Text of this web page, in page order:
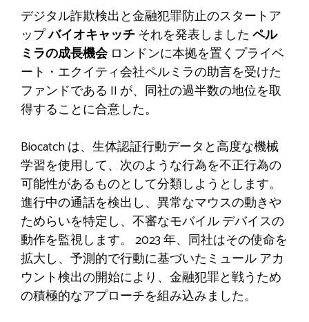
デジタル詐欺検出と金融犯罪防止のスタートア
ップバイオキャッチそれを発表しましたペル
ミラの成長機会ロンドンに本拠を置くプライベ
ート・エクイティ会社ペルミラの助言を受けた
ファンドである II が、同社の過半数の地位を取
得することに合意した。
Biocatch は、生体認証行動データと高度な機械
学習を使用して、次のような行為を不正行為の
可能性があるものとして分類しようとします。
進行中の通話を検出し、異常なマウスの動きや
ためらいを特定し、不審なモバイル デバイスの
動作を監視します。 2023 年、同社はその使命を
拡大し、予測的で行動に基づいたミュール アカ
ウント検出の開始により、金融犯罪と戦うため
の積極的なアプローチを組み込みました。